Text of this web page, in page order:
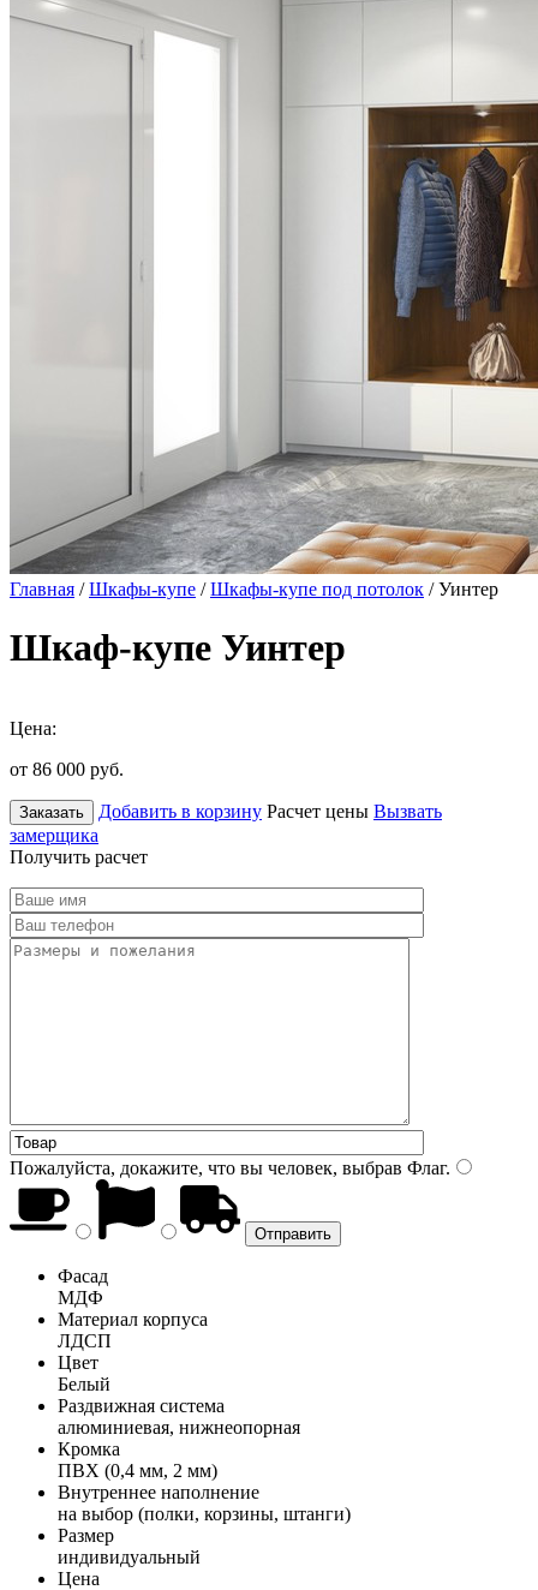
Главная /Шкафы-купе /Шкафы-купе под потолок / Уинтер
Шкаф-купе Уинтер
Цена:
от 86 000 руб.
Заказать Добавить в корзину Расчет цены Вызвать
замерщика
Получить расчет
Пожалуйста, докажите, что вы человек, выбрав Флаг.
Фасад
МДФ
Материал корпуса
ЛДСП
Цвет
Белый
Раздвижная система
алюминиевая, нижнеопорная
Кромка
ПВХ (0,4 мм, 2 мм)
Внутреннее наполнение
на выбор (полки, корзины, штанги)
Размер
индивидуальный
Цена